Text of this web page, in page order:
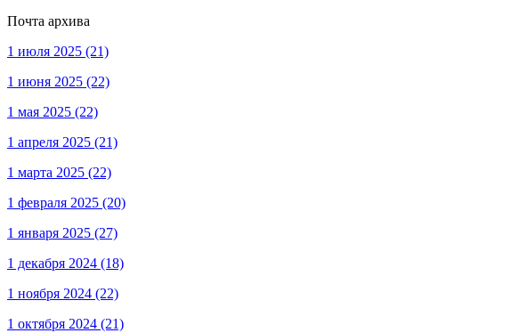
Почта архива
1 июля 2025 (21)
1 июня 2025 (22)
1 мая 2025 (22)
1 апреля 2025 (21)
1 марта 2025 (22)
1 февраля 2025 (20)
1 января 2025 (27)
1 декабря 2024 (18)
1 ноября 2024 (22)
1 октября 2024 (21)